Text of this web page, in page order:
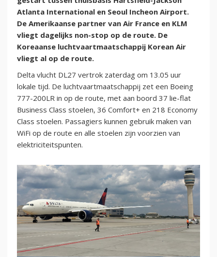
Atlanta International en Seoul Incheon Airport.
De Amerikaanse partner van Air France en KLM
vliegt dagelijks non-stop op de route. De
Koreaanse luchtvaartmaatschappij Korean Air
vliegt al op de route.
Delta vlucht DL27 vertrok zaterdag om 13.05 uur
lokale tijd. De luchtvaartmaatschappij zet een Boeing
777-200LR in op de route, met aan boord 37 lie-flat
Business Class stoelen, 36 Comfort+ en 218 Economy
Class stoelen. Passagiers kunnen gebruik maken van
WiFi op de route en alle stoelen zijn voorzien van
elektriciteitspunten.